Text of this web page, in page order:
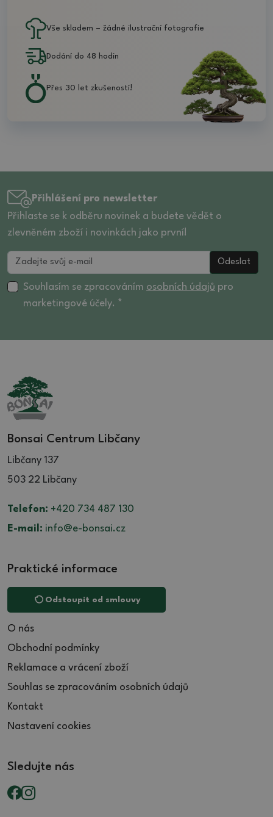
Vše skladem – žádné ilustrační fotografie
Dodání do 48 hodin
Přes 30 let zkušeností!
Přihlášení pro newsletter
Přihlaste se k odběru novinek a budete vědět o
zlevněném zboží i novinkách jako první!
Odeslat
Souhlasím se zpracováním osobních údajů pro
marketingové účely. *
Bonsai Centrum Libčany
Libčany 137
503 22 Libčany
Telefon: +420 734 487 130
E-mail: info@e-bonsai.cz
Praktické informace
Odstoupit od smlouvy
O nás
Obchodní podmínky
Reklamace a vrácení zboží
Souhlas se zpracováním osobních údajů
Kontakt
Nastavení cookies
Sledujte nás